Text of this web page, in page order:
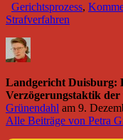
Gerichtsprozess,
Strafverfahren
Landgericht Duisburg:
Verzögerungstaktik
Grünendahl am 9.
Alle Beiträge von Petra